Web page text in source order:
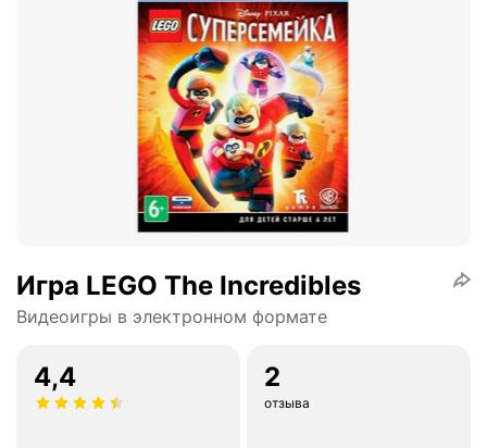
Игра LEGO The Incredibles
Видеоигры в электронном формате
4,4 2
отзыва